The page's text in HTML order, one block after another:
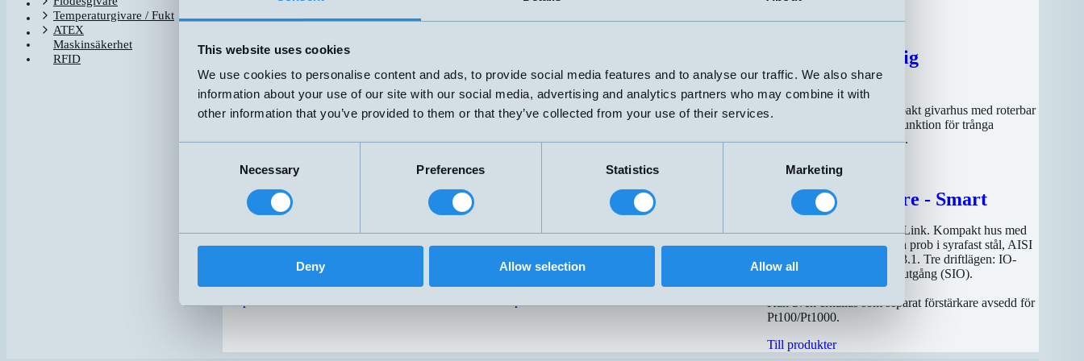
This website uses cookies
We use cookies to personalise content and ads, to provide social media features and to analyse our traffic. We also share
information about your use of our site with our social media, advertising and analytics partners who may combine it with
other information that you’ve provided to them or that they’ve collected from your use of their services.
Necessary Preferences Statistics Marketing
Deny Allow selection Allow all
Temperaturgivare / Fukt
ATEX
Maskinsäkerhet
RFID
Produkter
Mät med pulsgivare!
Givarna är lämpliga för att mäta längd, hastighet eller
position av papper, plastfolie, textil, etiketter, kabel
m.m.
Till produktsidan
Gör avancerad industriell bildbehandling tillgänglig
för fler applikationer. Kostnadseffektiv ToF kamera
med inbyggd bildanalys. Enkel programmering utan
CUBE -Mångsidig
ultraljudsgivare
Ultraljudsgivare med kompakt givarhus med roterbar
avkänningsfront. Ny filterfunktion för trånga
utrymmen. Inriktningshjälp.
Läs mer
Gaffelultraljudsgivare
Ultraljudsgivare som fungerar som etikettläsare med
6mm gaffelöppning. Web-material upp till 0,2mm
tjocklek. Ultraljudsgivaren är även lämplig för
transparenta material och smutsiga/dammiga miljöer.
In-Line Temperaturgivare
Temperaturgivare PT100 med extremt snabb
responstid <1s. Slät innerkanal i syrafast stål ger fritt
flöde. 2x G1/8" gänga, lämplig för push-fit
slanganslutning.
Temperaturgivare - Smart
Temperaturgivare med IO-Link. Kompakt hus med
M12 kontaktanslutning och prob i syrafast stål, AISI
316. Smart Sensor Profile 3.1. Tre driftlägen: IO-
Link, 4-20mA eller digital utgång (SIO).
Kan även erhållas som separat förstärkare avsedd för
Till produkter